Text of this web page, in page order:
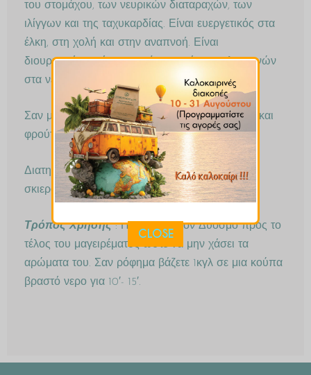
του στομάχου, των νευρικών διαταραχών, των
ιλίγγων και της ταχυκαρδίας. Είναι ευεργετικός στα
έλκη, στη χολή και στην αναπνοή. Είναι
διουρητικός,κατά των αερίων, κατά των φλεγμονών
στα νεφρά και στην κύστη.
Σαν μυρωδικό μπορεί να συνοδεύσει λαχανικά και
φρούτα, καθώς επίσης λαδερά και τυριά.
Διατηρείται σε αεροστεγές βάζο σε δροσερό και
σκιερό μέρος.
Τρόπος Χρήσης: Προσθέστε τον Δυόσμο προς το
τέλος του μαγειρέματος ώστε να μην χάσει τα
αρώματα του. Σαν ρόφημα βάζετε 1κγλ σε μια κούπα
βραστό νερο για 10′- 15′.
CLOSE